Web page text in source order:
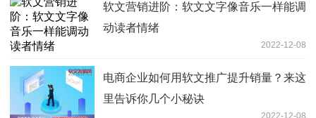
软文营销进阶：软文文字像音乐一样能调
动读者情绪
2022-12-08
电商企业如何用软文推广提升销量？来这
里告诉你几个小秘诀